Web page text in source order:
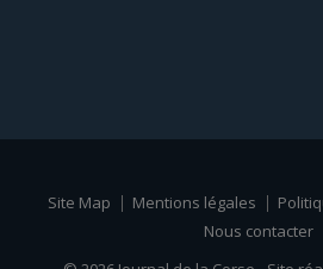
Site Map Mentions légales
Nous contacter